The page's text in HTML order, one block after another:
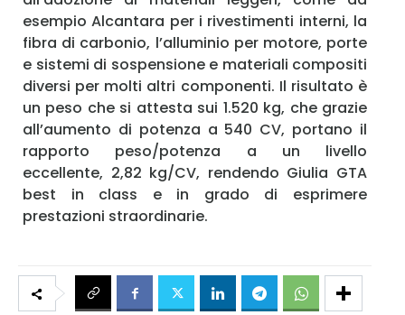
esempio Alcantara per i rivestimenti interni, la
fibra di carbonio, l’alluminio per motore, porte
e sistemi di sospensione e materiali compositi
diversi per molti altri componenti. Il risultato è
un peso che si attesta sui 1.520 kg, che grazie
all’aumento di potenza a 540 CV, portano il
rapporto peso/potenza a un livello
eccellente, 2,82 kg/CV, rendendo Giulia GTA
best in class e in grado di esprimere
prestazioni straordinarie.